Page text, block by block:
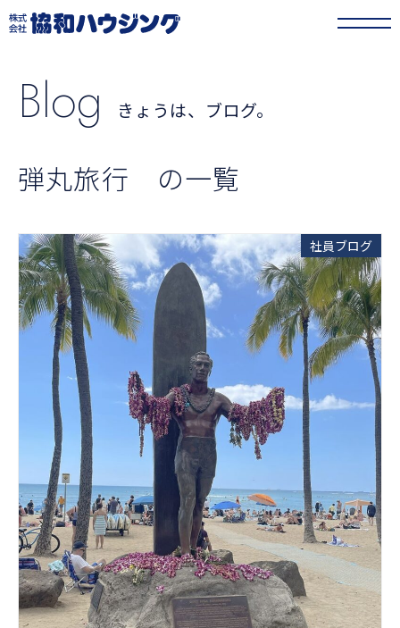
協和ハウジング >きょうは、ブログ。
Blog きょうは、ブログ。
弾丸旅行 の一覧
社員ブログ